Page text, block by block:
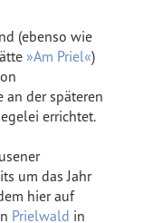
(ebenso wie
»Am Priel«)
an der späteren
errichtet.
um das Jahr
hier auf
Prielwald in